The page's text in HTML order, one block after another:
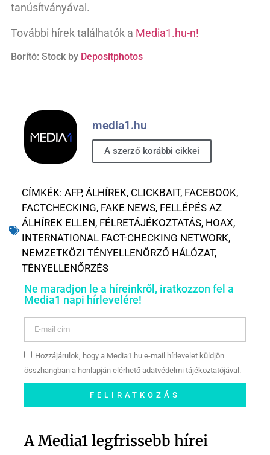
tanúsítványával.
További hírek találhatók a Media1.hu-n!
Borító: Stock by Depositphotos
media1.hu
A szerző korábbi cikkei
CÍMKÉK: AFP, ÁLHÍREK, CLICKBAIT, FACEBOOK,
FACTCHECKING, FAKE NEWS, FELLÉPÉS AZ
ÁLHÍREK ELLEN, FÉLRETÁJÉKOZTATÁS, HOAX,
INTERNATIONAL FACT-CHECKING NETWORK,
NEMZETKÖZI TÉNYELLENŐRZŐ HÁLÓZAT,
TÉNYELLENŐRZÉS
Ne maradjon le a híreinkről, iratkozzon fel a
Media1 napi hírlevelére!
Hozzájárulok, hogy a Media1.hu e-mail hírlevelet küldjön
összhangban a honlapján elérhető adatvédelmi tájékoztatójával.
FELIRATKOZÁS
oldalunkon!
A Media1 legfrissebb hírei